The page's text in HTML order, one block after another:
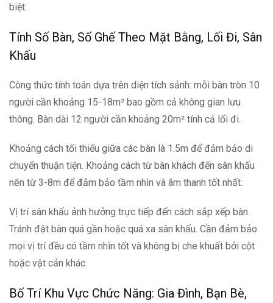
biệt.
Tính Số Bàn, Số Ghế Theo Mặt Bằng, Lối Đi, Sân
Khấu
Công thức tính toán dựa trên diện tích sảnh: mỗi bàn tròn 10
người cần khoảng 15-18m² bao gồm cả không gian lưu
thông. Bàn dài 12 người cần khoảng 20m² tính cả lối đi.
Khoảng cách tối thiểu giữa các bàn là 1.5m để đảm bảo di
chuyển thuận tiện. Khoảng cách từ bàn khách đến sân khấu
nên từ 3-8m để đảm bảo tầm nhìn và âm thanh tốt nhất.
Vị trí sân khấu ảnh hưởng trực tiếp đến cách sắp xếp bàn.
Tránh đặt bàn quá gần hoặc quá xa sân khấu. Cần đảm bảo
mọi vị trí đều có tầm nhìn tốt và không bị che khuất bởi cột
hoặc vật cản khác.
Bố Trí Khu Vực Chức Năng: Gia Đình, Bạn Bè,